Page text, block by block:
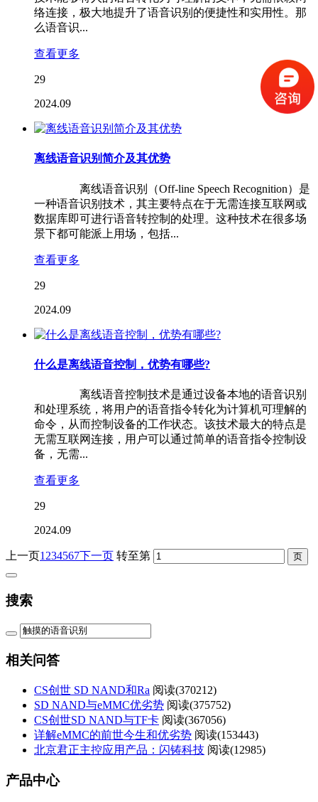
络连接，极大地提升了语音识别的便捷性和实用性。那
么语音识...
查看更多
29
2024.09
离线语音识别简介及其优势
离线语音识别（Off-line Speech Recognition）是
一种语音识别技术，其主要特点在于无需连接互联网或
数据库即可进行语音转控制的处理。这种技术在很多场
景下都可能派上用场，包括...
查看更多
29
2024.09
什么是离线语音控制，优势有哪些?
离线语音控制技术是通过设备本地的语音识别
和处理系统，将用户的语音指令转化为计算机可理解的
命令，从而控制设备的工作状态。该技术最大的特点是
无需互联网连接，用户可以通过简单的语音指令控制设
备，无需...
查看更多
29
2024.09
上一页1 234567下一页 转至第
搜索
相关问答
CS创世 SD NAND和Ra 阅读(370212)
SD NAND与eMMC优劣势 阅读(375752)
CS创世SD NAND与TF卡 阅读(367056)
详解eMMC的前世今生和优劣势 阅读(153443)
北京君正主控应用产品：闪铸科技 阅读(12985)
产品中心